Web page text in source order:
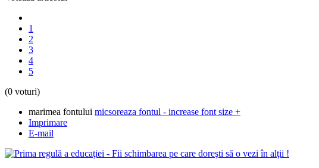
1
2
3
4
5
(0 voturi)
marimea fontului micsoreaza fontul - increase font size +
Imprimare
E-mail